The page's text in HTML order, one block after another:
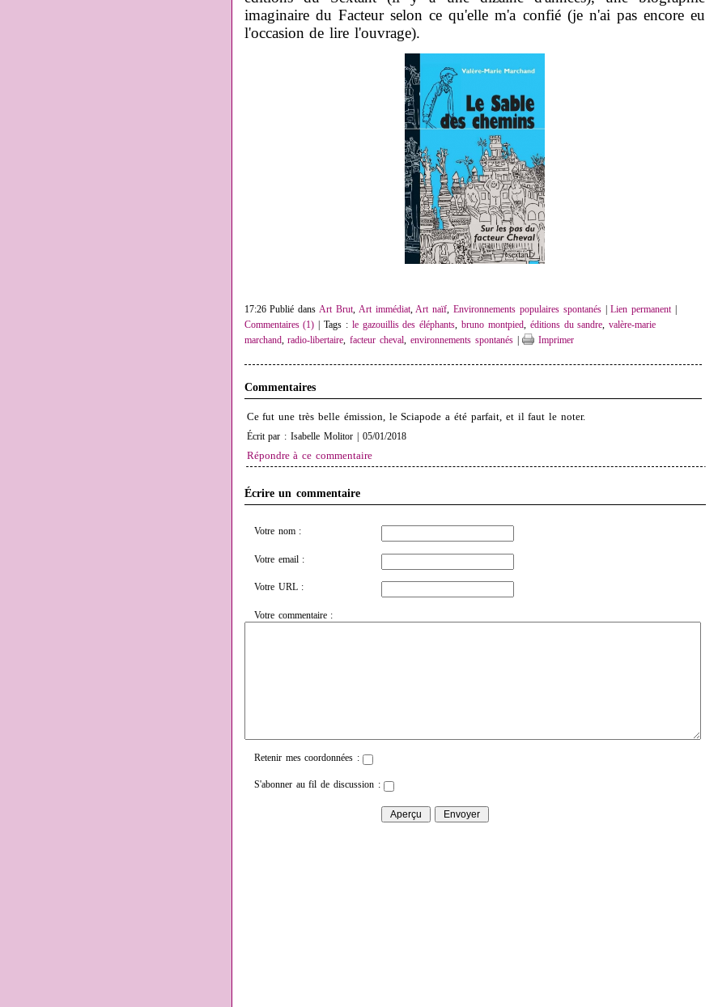
imaginaire du Facteur selon ce qu'elle m'a confié (je n'ai pas encore eu
l'occasion de lire l'ouvrage).
17:26 Publié dansArt Brut, Art immédiat,Art naïf,Environnements populaires spontanés|Lien permanent|
Commentaires (1) | Tags : le gazouillis des éléphants, bruno montpied, éditions du sandre,valère-marie
marchand,radio-libertaire,facteur cheval, environnements spontanés| Imprimer
Commentaires
Ce fut une très belle émission, le Sciapode a été parfait, et il faut le noter.
Écrit par : Isabelle Molitor | 05/01/2018
Répondre à ce commentaire
Écrire un commentaire
Votre nom :
Votre email :
Votre URL :
Votre commentaire :
Retenir mes coordonnées :
S'abonner au fil de discussion :